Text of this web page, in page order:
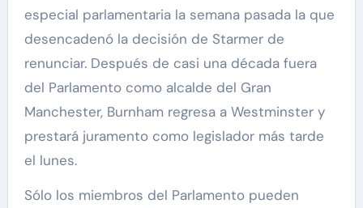
especial parlamentaria la semana pasada la que
desencadenó la decisión de Starmer de
renunciar. Después de casi una década fuera
del Parlamento como alcalde del Gran
Manchester, Burnham regresa a Westminster y
prestará juramento como legislador más tarde
el lunes.
Sólo los miembros del Parlamento pueden